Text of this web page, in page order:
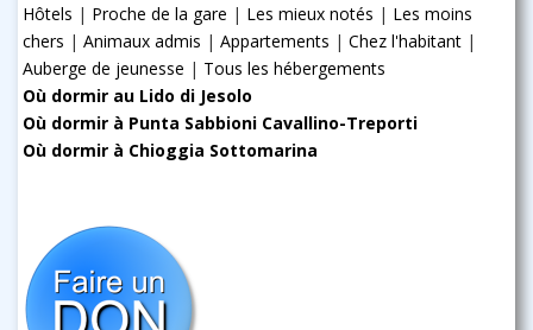
Hôtels | Proche de la gare | Les mieux notés | Les moins
chers | Animaux admis | Appartements | Chez l'habitant |
Auberge de jeunesse | Tous les hébergements
Où dormir au Lido di Jesolo
Où dormir à Punta Sabbioni Cavallino-Treporti
Où dormir à Chioggia Sottomarina